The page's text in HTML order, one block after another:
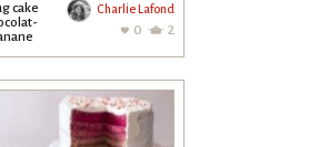
cake
Charlie Lafond
0 2